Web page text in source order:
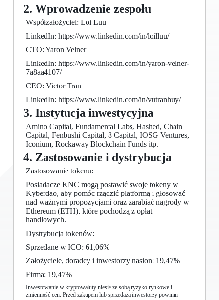
2. Wprowadzenie zespołu
Współzałożyciel: Loi Luu
LinkedIn: https://www.linkedin.com/in/loilluu/
CTO: Yaron Velner
LinkedIn: https://www.linkedin.com/in/yaron-velner-
7a8aa4107/
CEO: Victor Tran
LinkedIn: https://www.linkedin.com/in/vutranhuy/
3. Instytucja inwestycyjna
Amino Capital, Fundamental Labs, Hashed, Chain
Capital, Fenbushi Capital, 8 Capital, IOSG Ventures,
Iconium, Rockaway Blockchain Funds itp.
4. Zastosowanie i dystrybucja
Zastosowanie tokenu:
Posiadacze KNC mogą postawić swoje tokeny w
Kyberdao, aby pomóc rządzić platformą i głosować
nad ważnymi propozycjami oraz zarabiać nagrody w
Ethereum (ETH), które pochodzą z opłat
handlowych.
Dystrybucja tokenów:
Sprzedane w ICO: 61,06%
Założyciele, doradcy i inwestorzy nasion: 19,47%
Firma: 19,47%
Inwestowanie w kryptowaluty niesie ze sobą ryzyko rynkowe i
zmienność cen. Przed zakupem lub sprzedażą inwestorzy powinni